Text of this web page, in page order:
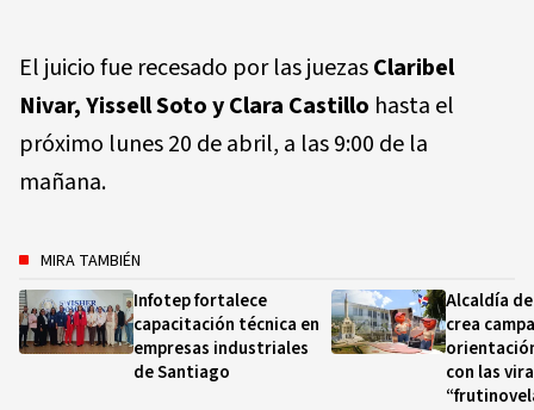
El juicio fue recesado por las juezasClaribel
Nivar, Yissell Soto y Clara Castillo hasta el
próximo lunes 20 de abril, a las 9:00 de la
mañana.
MIRA TAMBIÉN
Infotep fortalece
capacitación técnica en
empresas industriales
de Santiago
Alcaldía
crea
con las